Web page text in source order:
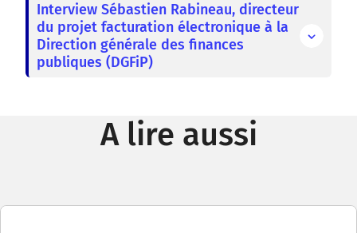
Interview Sébastien Rabineau, directeur
du projet facturation électronique à la
Direction générale des finances
publiques (DGFiP)
A lire aussi